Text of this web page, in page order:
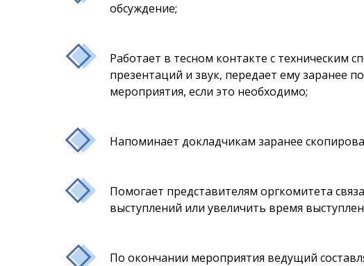
обсуждение;
Работает в тесном контакте с техническим
презентаций и звук, передает ему заранее
мероприятия, если это необходимо;
Напоминает докладчикам заранее
Помогает представителям оргкомитета
выступлений или увеличить время
По окончании мероприятия ведущий